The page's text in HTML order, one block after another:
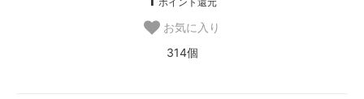
お気に入り
314個